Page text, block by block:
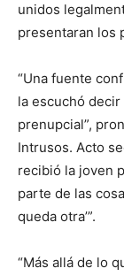
unidos
presentaran los
“Una fuente
la escuchó
prenupcial”,
Intrusos. Acto
recibió la joven
parte de las
queda otra’”.
“Más allá de lo